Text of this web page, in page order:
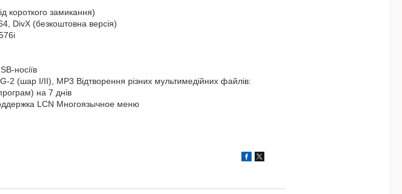
короткого замикання)
DivX (безкоштовна версія)
носіїв
2 (шар I/II), MP3 Відтворення різних мультимедійних файлів:
на 7 днів
LCN Многоязычное меню